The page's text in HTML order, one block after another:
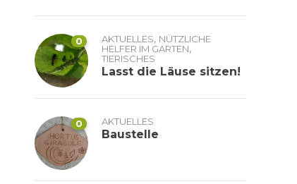
0 AKTUELLES, NÜTZLICHE
HELFER IM GARTEN,
TIERISCHES
Lasst die Läuse sitzen!
0 AKTUELLES
Baustelle